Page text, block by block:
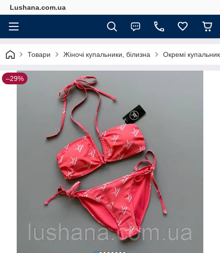
Lushana.com.ua
Товари Жіночі купальники, білизна Окремі
–29%